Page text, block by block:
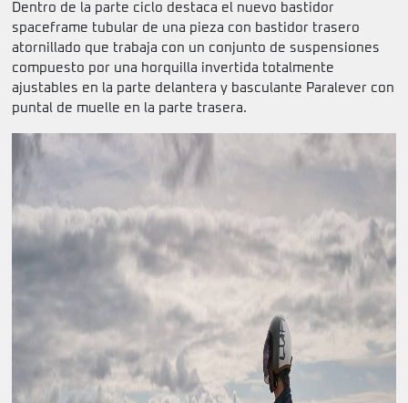
Dentro de la parte ciclo destaca el nuevo bastidor
spaceframe tubular de una pieza con bastidor trasero
atornillado que trabaja con un conjunto de suspensiones
compuesto por una horquilla invertida totalmente
ajustables en la parte delantera y basculante Paralever con
puntal de muelle en la parte trasera.